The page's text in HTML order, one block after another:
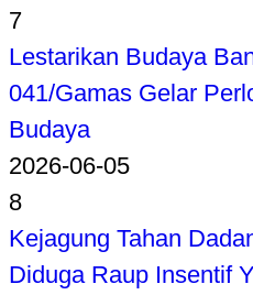
7
Lestarikan Budaya
041/Gamas Gelar
Budaya
2026-06-05
8
Kejagung Tahan
Diduga Raup Insentif